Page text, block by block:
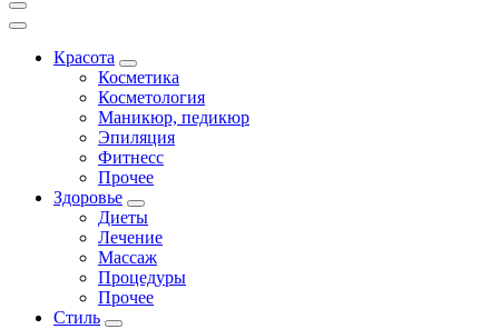
Красота
Косметика
Косметология
Маникюр, педикюр
Эпиляция
Фитнесс
Прочее
Здоровье
Диеты
Лечение
Массаж
Процедуры
Прочее
Стиль